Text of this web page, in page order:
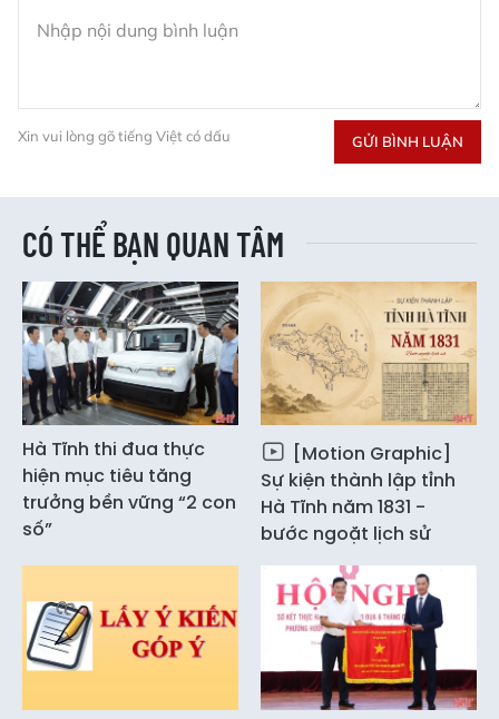
Xin vui lòng gõ tiếng Việt có dấu GỬI BÌNH LUẬN
CÓ THỂ BẠN QUAN TÂM
Hà Tĩnh thi đua thực
hiện mục tiêu tăng
trưởng bền vững “2 con
số”
[Motion Graphic]
Sự kiện thành lập tỉnh
Hà Tĩnh năm 1831 -
bước ngoặt lịch sử